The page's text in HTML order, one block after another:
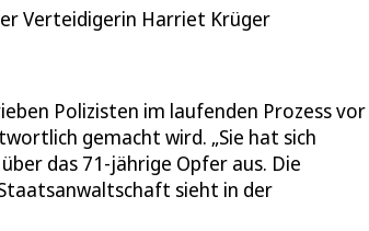
Verteidigerin Harriet Krüger
Polizisten im laufenden Prozess vor
gemacht wird. „Sie hat sich
das 71-jährige Opfer aus. Die
sieht in der